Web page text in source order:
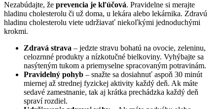
Nezabúdajte, že prevencia je kľúčová. Pravidelne si merajte
hladinu cholesterolu či už doma, u lekára alebo lekárnika. Zdravú
hladinu cholesterolu viete udržiavať niekoľkými jednoduchými
krokmi.
Zdravá strava – jedzte stravu bohatú na ovocie, zeleninu,
celozrnné produkty a nízkotučné bielkoviny. Vyhýbajte sa
nasýteným tukom a priemyselne spracovaným potravinám.
Pravidelný pohyb – snažte sa dosiahnuť aspoň 30 minút
miernej až strednej fyzickej aktivity každý deň. Ak máte
sedavé zamestnanie, tak aj krátka prechádzka každý deň
spraví rozdiel.